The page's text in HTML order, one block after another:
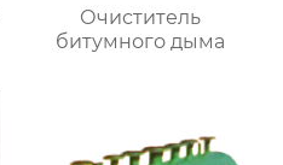
Очиститель
битумного дыма